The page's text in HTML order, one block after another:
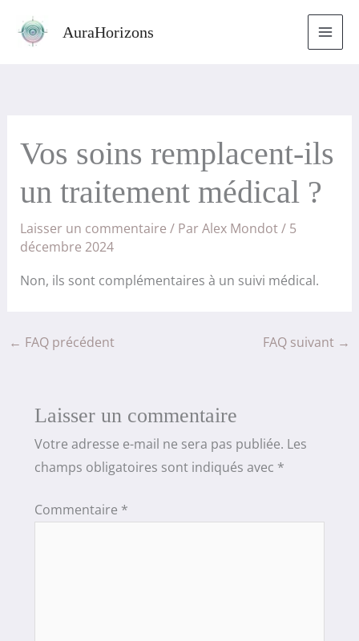
AuraHorizons
Vos soins remplacent-ils
un traitement médical ?
Laisser un commentaire / ParAlex Mondot/ 5
décembre 2024
Non, ils sont complémentaires à un suivi médical.
← FAQ précédent FAQ suivant →
Laisser un commentaire
Votre adresse e-mail ne sera pas publiée. Les
champs obligatoires sont indiqués avec *
Commentaire *